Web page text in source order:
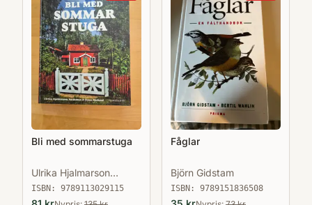
Bli med sommarstuga
Ulrika Hjalmarson
Neideman
ISBN: 9789113029115
Fåglar
Björn Gidstam
ISBN: 9789151836508